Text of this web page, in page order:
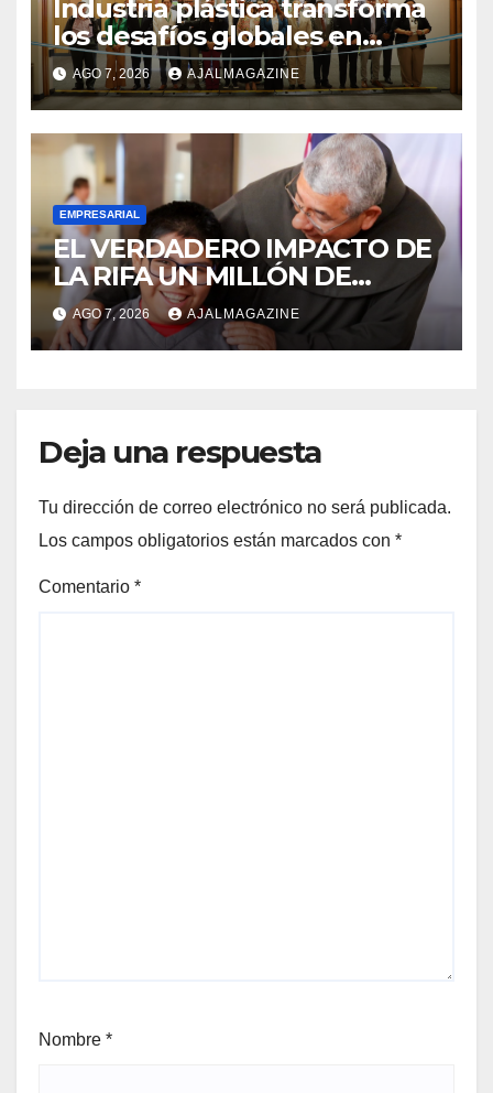
Industria plástica transforma
los desafíos globales en
innovación y nuevas
oportunidades de negocio
AGO 7, 2026 AJALMAGAZINE
EMPRESARIAL
EL VERDADERO IMPACTO DE
LA RIFA UN MILLÓN DE
AMIGOS HOY POR TI,
MAÑANA POR MÍ
AGO 7, 2026 AJALMAGAZINE
Deja una respuesta
Tu dirección de correo electrónico no será publicada.
Los campos obligatorios están marcados con *
Comentario *
Nombre *